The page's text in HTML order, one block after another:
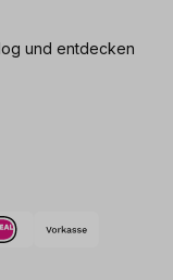
und entdecken